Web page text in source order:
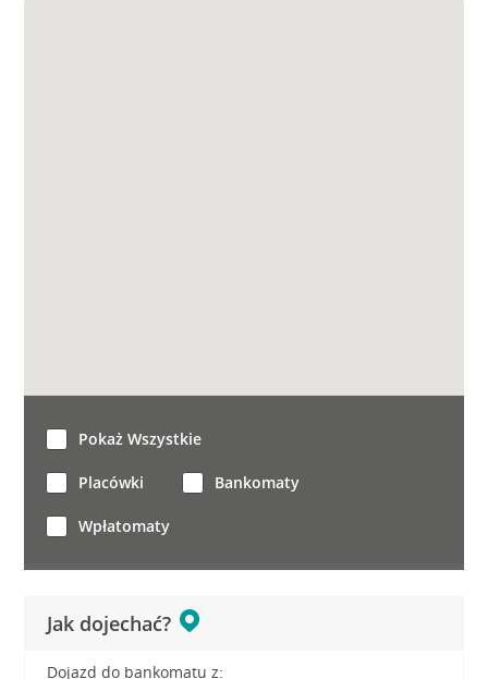
Jak dojechać?
Dojazd do bankomatu z:
Pokaż Wszystkie
Placówki Bankomaty
Wpłatomaty